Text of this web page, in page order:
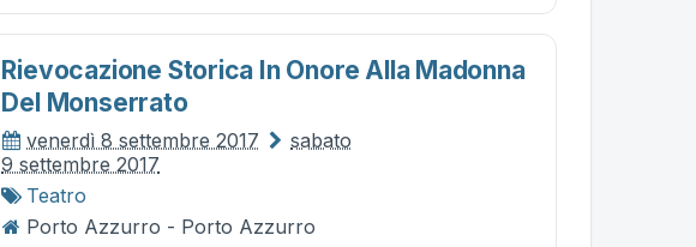
Rievocazione Storica In Onore Alla Madonna
Del Monserrato
venerdì 8 settembre 2017
sabato
9 settembre 2017
Teatro
Porto Azzurro - Porto Azzurro